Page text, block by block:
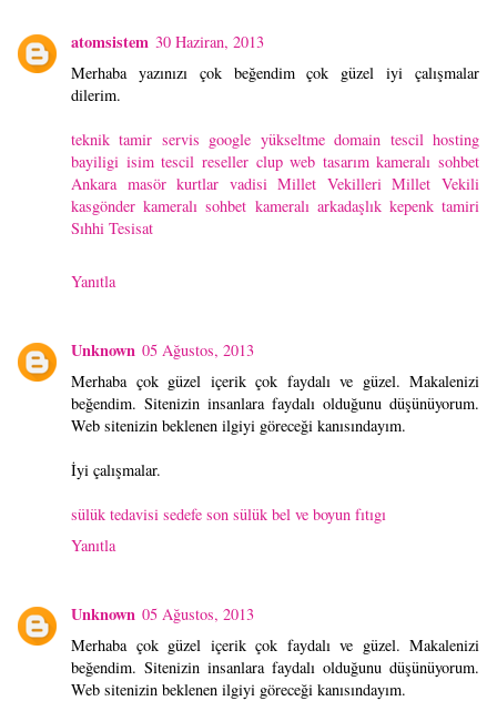
atomsistem 30 Haziran, 2013
Merhaba yazınızı çok beğendim çok güzel iyi çalışmalar
dilerim.
teknik tamir servis google yükseltme domain tescil hosting
bayiligi isim tescil reseller clup web tasarım kameralı sohbet
Ankara masör kurtlar vadisi Millet Vekilleri Millet Vekili
kasgönder kameralı sohbet kameralı arkadaşlık kepenk tamiri
Sıhhi Tesisat
Yanıtla
Unknown 05 Ağustos, 2013
Merhaba çok güzel içerik çok faydalı ve güzel. Makalenizi
beğendim. Sitenizin insanlara faydalı olduğunu düşünüyorum.
Web sitenizin beklenen ilgiyi göreceği kanısındayım.
İyi çalışmalar.
sülük tedavisi sedefe son sülük bel ve boyun fıtıgı
Yanıtla
Unknown 05 Ağustos, 2013
Merhaba çok güzel içerik çok faydalı ve güzel. Makalenizi
beğendim. Sitenizin insanlara faydalı olduğunu düşünüyorum.
Web sitenizin beklenen ilgiyi göreceği kanısındayım.